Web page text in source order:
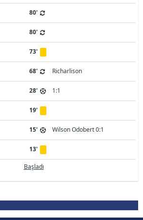
80'
80'
73'
68' Richarlison
28' 1:1
19'
15' Wilson Odobert 0:1
13'
Başladı